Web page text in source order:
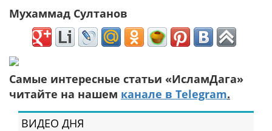
Мухаммад Султанов
Самые интересные статьи «ИсламДага»
читайте на нашем канале в Telegram.
ВИДЕО ДНЯ